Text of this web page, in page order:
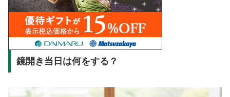
鏡開き当日は何をする？